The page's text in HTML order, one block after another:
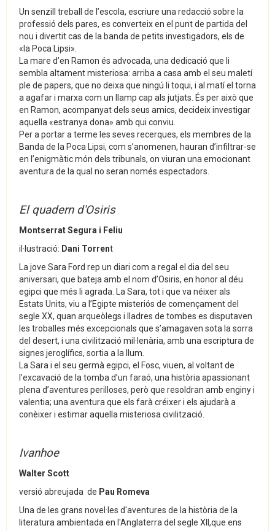
Un senzill treball de l’escola, escriure una redacció sobre la
professió dels pares, es converteix en el punt de partida del
nou i divertit cas de la banda de petits investigadors, els de
«la Poca Lipsi».
La mare d’en Ramon és advocada, una dedicació que li
sembla altament misteriosa: arriba a casa amb el seu maletí
ple de papers, que no deixa que ningú li toqui, i al matí el torna
a agafar i marxa com un llamp cap als jutjats. És per això que
en Ramon, acompanyat dels seus amics, decideix investigar
aquella «estranya dona» amb qui conviu.
Per a portar a terme les seves recerques, els membres de la
Banda de la Poca Lipsi, com s’anomenen, hauran d’infiltrar-se
en l’enigmàtic món dels tribunals, on viuran una emocionant
aventura de la qual no seran només espectadors.
El quadern d'Osiris
Montserrat Segura i Feliu
il·lustració: Dani Torrent
La jove Sara Ford rep un diari com a regal el dia del seu
aniversari, que bateja amb el nom d’Osiris, en honor al déu
egipci que més li agrada. La Sara, tot i que va néixer als
Estats Units, viu a l’Egipte misteriós de començament del
segle XX, quan arqueòlegs i lladres de tombes es disputaven
les troballes més excepcionals que s’amagaven sota la sorra
del desert, i una civilització mil·lenària, amb una escriptura de
signes jeroglífics, sortia a la llum.
La Sara i el seu germà egipci, el Fosc, viuen, al voltant de
l’excavació de la tomba d’un faraó, una història apassionant
plena d’aventures perilloses, però que resoldran amb enginy i
valentia; una aventura que els farà créixer i els ajudarà a
conèixer i estimar aquella misteriosa civilització.
Ivanhoe
Walter Scott
versió abreujada de Pau Romeva
Una de les grans novel·les d'aventures de la història de la
literatura ambientada en l'Anglaterra del segle XII,que ens